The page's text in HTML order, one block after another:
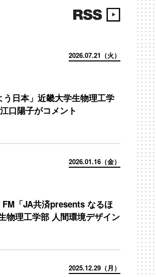
2026.07.21（火）
日本」近畿大学生物理工学
口陽子がコメント
2026.01.16（金）
「JA共済presents なるほ
物理工学部 人間環境デザイン
2025.12.29（月）